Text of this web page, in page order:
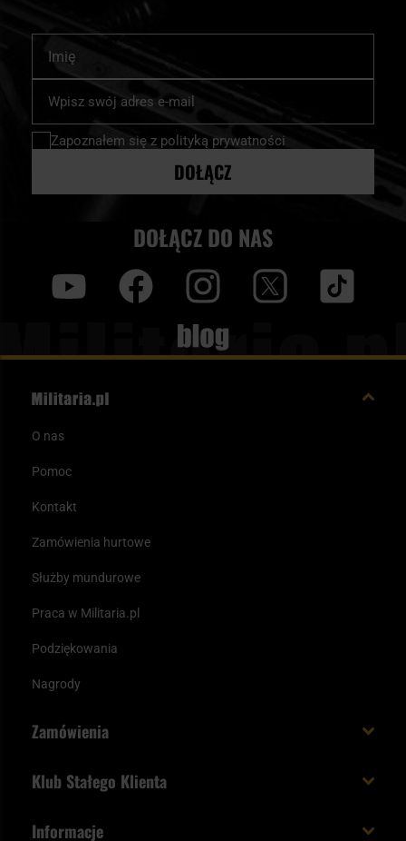
nasz
newsletter:
Zapoznałem się z polityką prywatności
DOŁĄCZ
DOŁĄCZ DO NAS
Blog
O nas
Pomoc
Kontakt
Zamówienia hurtowe
Służby mundurowe
Praca w Militaria.pl
Podziękowania
Nagrody
Zamówienia
Klub Stałego Klienta
Informacje